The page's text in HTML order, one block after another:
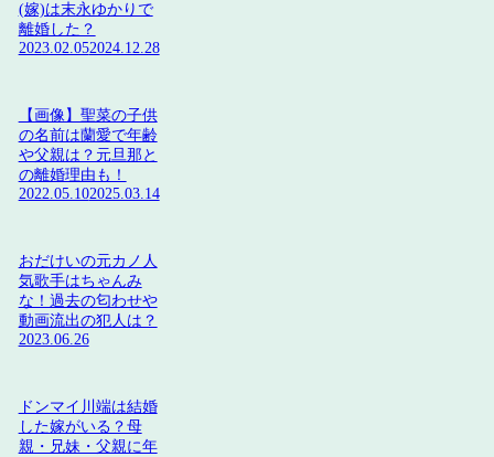
(嫁)は末永ゆかりで
離婚した？
2023.02.052024.12.28
【画像】聖菜の子供
の名前は蘭愛で年齢
や父親は？元旦那と
の離婚理由も！
2022.05.102025.03.14
おだけいの元カノ人
気歌手はちゃんみ
な！過去の匂わせや
動画流出の犯人は？
2023.06.26
ドンマイ川端は結婚
した嫁がいる？母
親・兄妹・父親に年